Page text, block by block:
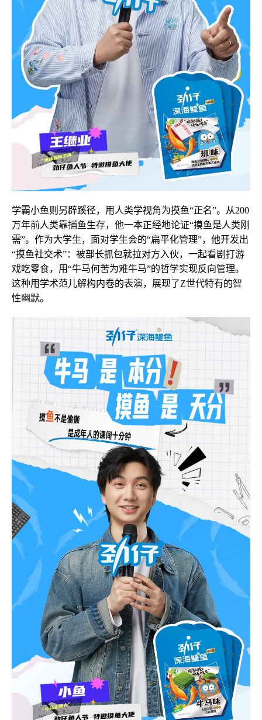
学霸小鱼则另辟蹊径，用人类学视角为摸鱼“正名”。从200
万年前人类靠捕鱼生存，他一本正经地论证“摸鱼是人类刚
需”。作为大学生，面对学生会的“扁平化管理”，他开发出
“摸鱼社交术”：被部长抓包就拉对方入伙，一起看剧打游
戏吃零食，用“牛马何苦为难牛马”的哲学实现反向管理。
这种用学术范儿解构内卷的表演，展现了Z世代特有的智
性幽默。